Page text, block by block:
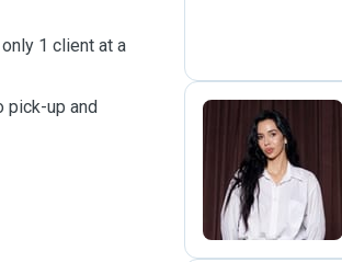
1 client at a
pick-up and
I